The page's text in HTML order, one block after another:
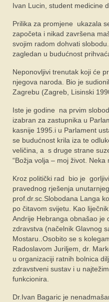
Ivan Lucin, student medicine
Prilika za promjene ukazala
započeta i nikad završena
svojim radom dohvati
zagledan u budućnost
Neponovljivi trenutak koji će
njegova naroda. Bio je
Zagrebu (Zagreb, Lisinski
Iste je godine na prvim
izabran za zastupnika u
kasnije 1995.i u Parlament
se budućnost krila iza te
veličina, a s druge strane
“Božja volja – moj život.
Kroz politički rad bio je
pravednog rješenja
prof.dr.sc.Slobodana Langa
po čitavom svijetu. Kao
Andrije Hebranga obnašao je
zdravstva (načelnik Glavnog
Mostaru..Osobito se s
Radoslavom Juriljem, dr.
u organizaciji ratnih bolnica
zdravstveni sustav i u
funkcionira.
Dr.Ivan Bagaric je